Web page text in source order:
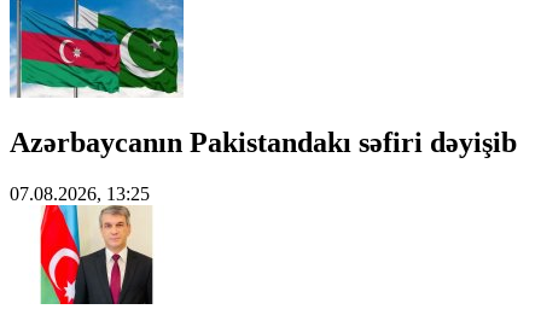
Azərbaycanın Pakistandakı səfiri dəyişib
07.08.2026, 13:25